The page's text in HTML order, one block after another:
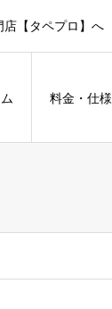
【タペプロ】へ
料金・仕様